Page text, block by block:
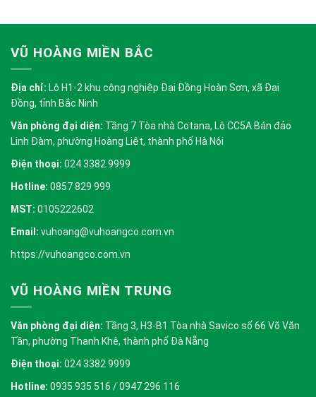
VŨ HOÀNG MIỀN BẮC
Địa chỉ: Lô H1-2 khu công nghiệp Đại Đồng Hoàn Sơn, xã Đại
Đồng, tỉnh Bắc Ninh
Văn phòng đại diện: Tầng 7 Tòa nhà Cotana, Lô CC5A Bán đảo
Linh Đàm, phường Hoàng Liệt, thành phố Hà Nội
Điện thoại: 024 3382 9999
Hotline: 0857 829 999
MST: 0105222602
Email: vuhoang@vuhoangco.com.vn
https://vuhoangco.com.vn
VŨ HOÀNG MIỀN TRUNG
Văn phòng đại diện: Tầng 3, H3-B1 Tòa nhà Savico số 66 Võ Văn
Tần, phường Thanh Khê, thành phố Đà Nẵng
Điện thoại: 024 3382 9999
Hotline: 0935 935 516 / 0947 296 116